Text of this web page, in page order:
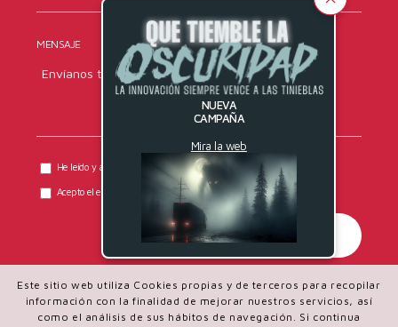
NUEVA
CAMPAÑA
Mira la web
MENSAJE
He leído y acepto la política de privacidad de DYRESEL.
Acepto el envío de comunicaciones comerciales.
Este sitio web utiliza Cookies propias y de terceros para recopilar
información con la finalidad de mejorar nuestros servicios, así
como el análisis de sus hábitos de navegación. Si continua